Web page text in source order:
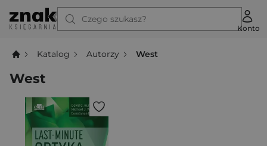
Czego szukasz?
Konto
Katalog Autorzy West
West